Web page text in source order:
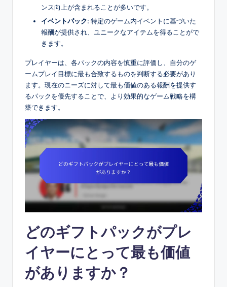
ンス向上が含まれることが多いです。
イベントパック: 特定のゲーム内イベントに基づいた
報酬が提供され、ユニークなアイテムを得ることがで
きます。
プレイヤーは、各パックの内容を慎重に評価し、自分のゲ
ームプレイ目標に最も合致するものを判断する必要があり
ます。現在のニーズに対して最も価値のある報酬を提供す
るパックを優先することで、より効果的なゲーム戦略を構
築できます。
どのギフトパックがプレ
イヤーにとって最も価値
がありますか？